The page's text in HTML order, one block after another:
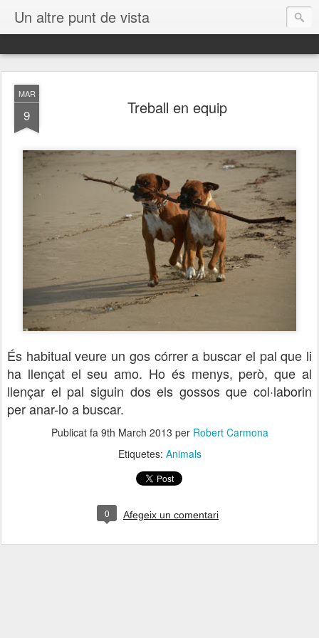
Un altre punt de vista
MAR
9 Treball en equip
És habitual veure un gos córrer a buscar el pal que li
ha llençat el seu amo. Ho és menys, però, que al
llençar el pal siguin dos els gossos que col·laborin
per anar-lo a buscar.
Publicat fa 9th March 2013 per Robert Carmona
Etiquetes: Animals
0 Afegeix un comentari